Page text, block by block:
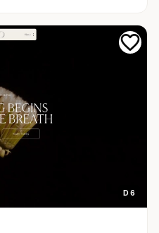
D 6